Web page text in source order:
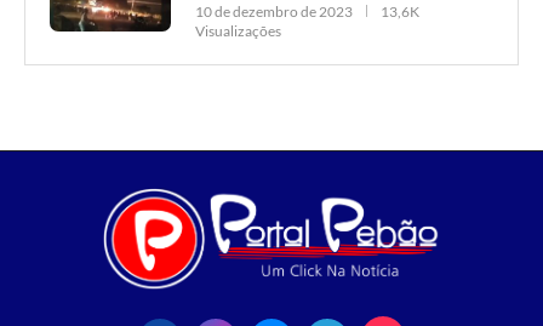
10 de dezembro de 2023
13,6K
Visualizações